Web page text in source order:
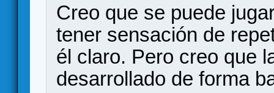
Creo que se puede
tener sensación de
él claro. Pero creo que
desarrollado de forma